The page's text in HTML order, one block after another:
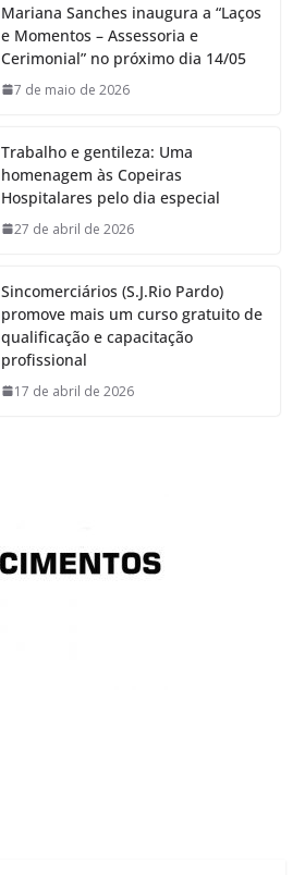
Mariana Sanches inaugura a “Laços
e Momentos – Assessoria e
Cerimonial” no próximo dia 14/05
7 de maio de 2026
Trabalho e gentileza: Uma
homenagem às Copeiras
Hospitalares pelo dia especial
27 de abril de 2026
Sincomerciários (S.J.Rio Pardo)
promove mais um curso gratuito de
qualificação e capacitação
profissional
17 de abril de 2026